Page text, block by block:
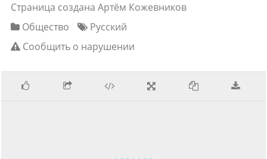
Страница создана Артём Кожевников
Общество
Русский
Сообщить о нарушении